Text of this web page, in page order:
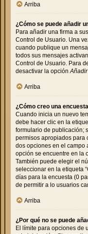
Arriba
¿Cómo se puede añadir
Para añadir una firma a
Control de Usuario. Una
cuando publique un
todos sus mensajes
Control de Usuario. Para
desactivar la opción
Arriba
¿Cómo creo una
Cuando inicia un nuevo
debe hacer clic en la
formulario de publicación;
permisos apropiados para
dos opciones en el campo
opción se encuentre en la
También puede elegir el
seleccionar en la etiqueta
días para la encuesta (0
de permitir a lo usuarios
Arriba
¿Por qué no se puede
El límite para opciones de